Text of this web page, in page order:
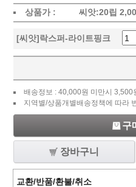
상품가 : 씨앗:20립
[씨앗]락스퍼-라이트핑크
배송정보 : 40,000원 미만시 3,500
지역별/상품개별배송정책에 따라
구
장바구니
교환/반품/환불/취소